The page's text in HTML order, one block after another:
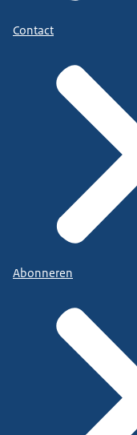
Contact
Abonneren